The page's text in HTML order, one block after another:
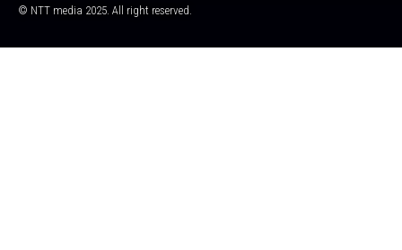
© NTT media 2025. All right reserved.